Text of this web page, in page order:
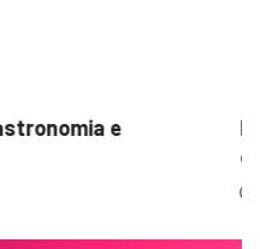
melhorias